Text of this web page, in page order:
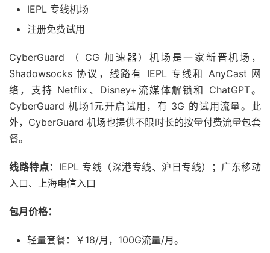
IEPL 专线机场
注册免费试用
CyberGuard （ CG 加速器）机场是一家新晋机场，
Shadowsocks 协议，线路有 IEPL 专线和 AnyCast 网
络，支持 Netflix、Disney+流媒体解锁和 ChatGPT。
CyberGuard 机场1元开启试用，有 3G 的试用流量。此
外，CyberGuard 机场也提供不限时长的按量付费流量包套
餐。
线路特点： IEPL 专线（深港专线、沪日专线）；广东移动
入口、上海电信入口
包月价格：
轻量套餐：￥18/月，100G流量/月。